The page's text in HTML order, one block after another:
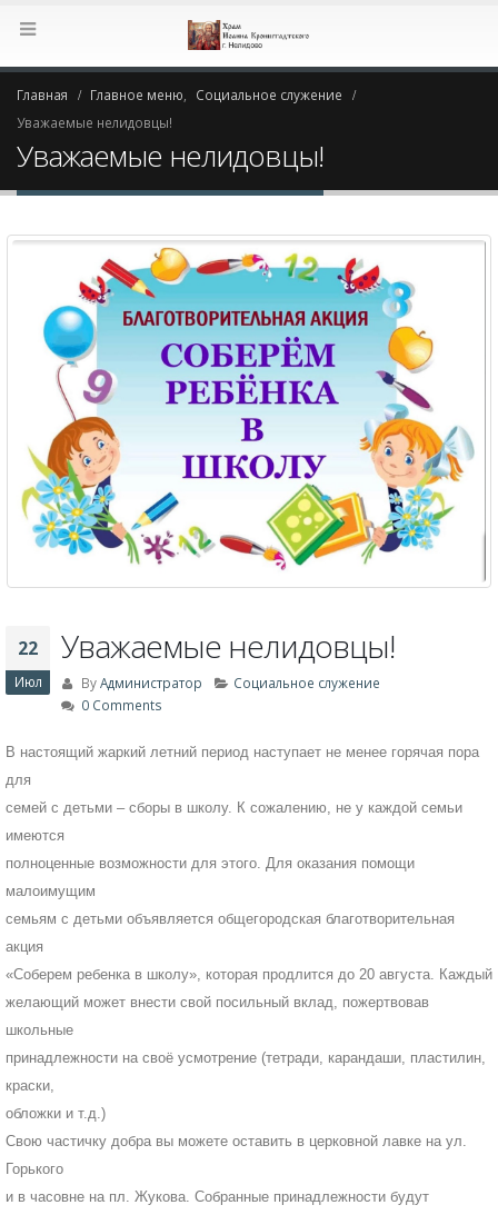
Главная Главное меню,
Социальное служение
Уважаемые нелидовцы!
Уважаемые нелидовцы!
22
Июл
Уважаемые нелидовцы!
ByАдминистратор
Социальное служение
0 Comments
В настоящий жаркий летний период наступает не менее горячая пора
для
семей с детьми – сборы в школу. К сожалению, не у каждой семьи
имеются
полноценные возможности для этого. Для оказания помощи
малоимущим
семьям с детьми объявляется общегородская благотворительная
акция
«Соберем ребенка в школу», которая продлится до 20 августа. Каждый
желающий может внести свой посильный вклад, пожертвовав
школьные
принадлежности на своё усмотрение (тетради, карандаши, пластилин,
краски,
обложки и т.д.)
Свою частичку добра вы можете оставить в церковной лавке на ул.
Горького
и в часовне на пл. Жукова. Собранные принадлежности будут